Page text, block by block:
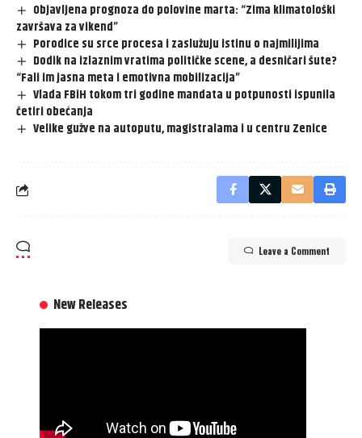
Objavljena prognoza do polovine marta: “Zima klimatološki
završava za vikend”
Porodice su srce procesa i zaslužuju istinu o najmilijima
Dodik na izlaznim vratima političke scene, a desničari šute?
“Fali im jasna meta i emotivna mobilizacija”
Vlada FBiH tokom tri godine mandata u potpunosti ispunila
četiri obećanja
Velike gužve na autoputu, magistralama i u centru Zenice
Leave a Comment
New Releases